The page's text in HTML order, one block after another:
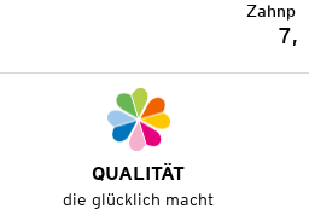
QUALITÄT
die glücklich macht